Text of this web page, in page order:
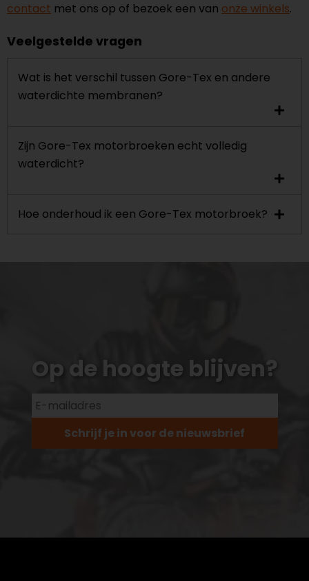
contact met ons op of bezoek een van onze winkels.
Veelgestelde vragen
Wat is het verschil tussen Gore-Tex en andere
waterdichte membranen?
Zijn Gore-Tex motorbroeken echt volledig
waterdicht?
Hoe onderhoud ik een Gore-Tex motorbroek?
Op de hoogte blijven?
Schrijf je in voor de nieuwsbrief